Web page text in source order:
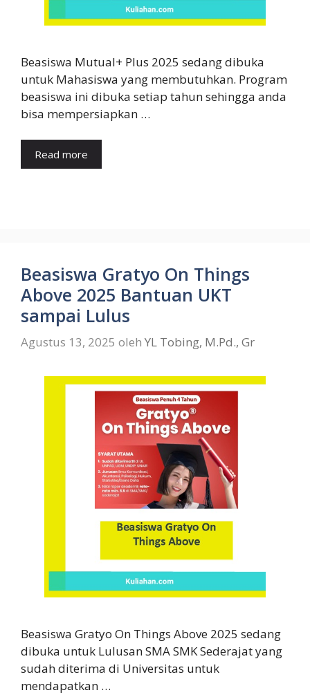
Beasiswa Mutual+ Plus 2025 sedang dibuka
untuk Mahasiswa yang membutuhkan. Program
beasiswa ini dibuka setiap tahun sehingga anda
bisa mempersiapkan …
Read more
Beasiswa Gratyo On Things
Above 2025 Bantuan UKT
sampai Lulus
Agustus 13, 2025 oleh YL Tobing, M.Pd., Gr
Beasiswa Gratyo On Things Above 2025 sedang
dibuka untuk Lulusan SMA SMK Sederajat yang
sudah diterima di Universitas untuk
mendapatkan …